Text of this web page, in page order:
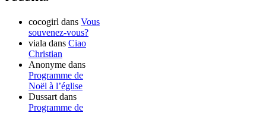
cocogirl dans Vous
souvenez-vous?
viala dans Ciao
Christian
Anonyme dans
Programme de
Noël à l’église
Dussart dans
Programme de